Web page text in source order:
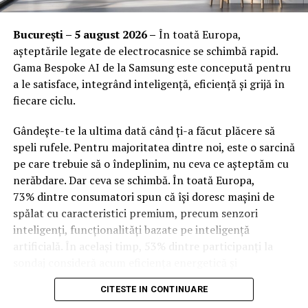
Exerciții practice aplicate:Cursanții lucrează
direct cu echipamente moderne și tablete
electronice pentru simularea sarcinilor de lucru.
învață cum să reducă consumul nejustificat de
energie și materiale la bancul de lucru sau în birou.
Flexibilitate și adaptabilitate:Prin stăpânirea
tehnologiei, participanții devin mult mai flexibili și
se pot adapta rapid la cerințele schimburilor
tehnologice din companii.
4. Sprijinul continuu pe
parcursul procesului de învățare
Pentru ca tinerii din comunități izolate sau din medii
Orange Shop Park Lake (12:00 – 20:00)
Incepand cu luni, 3.08, batarile pot fi comandate si prin
aplicatia WOLT.
Vineri, 7 august: 10:00 – 13:00
Ridicarea bratarilor inainte de festival se poate face
exclusiv de catre detinatorii de abonamente sau invitatii
de tip full pass.
Accesul in festival
București – 5 august 2026 – În toată Europa,
așteptările legate de electrocasnice se schimbă rapid.
Gama Bespoke AI de la Samsung este concepută pentru
a le satisface, integrând inteligență, eficiență și grijă în
fiecare ciclu.
Gândește-te la ultima dată când ți-a făcut plăcere să
speli rufele. Pentru majoritatea dintre noi, este o sarcină
pe care trebuie să o îndeplinim, nu ceva ce așteptăm cu
nerăbdare. Dar ceva se schimbă. În toată Europa,
73% dintre consumatori spun că își doresc mașini de
spălat cu caracteristici premium, precum senzori
inteligenți, funcționalități bazate pe inteligență
artificială. În același timp, 53% dintre participanți la
optimizarea bazată pe inteligență artificială drept
factori-cheie în alegerea electrocasnicelor. Cererea
CITESTE IN CONTINUARE